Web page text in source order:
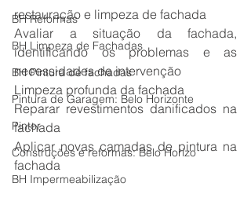
BH Reformas
BH Limpeza de Fachadas
BH Pintura de fachadas
Pintura de Garagem: Belo Horizonte
Pintor
Construções e reformas: Belo Horizo
BH Impermeabilização
restauração e limpeza de fachada
Avaliar a situação da fachada,
identificando os problemas e as
necessidades de intervenção
Limpeza profunda da fachada
Reparar revestimentos danificados na
fachada
Aplicar novas camadas de pintura na
fachada